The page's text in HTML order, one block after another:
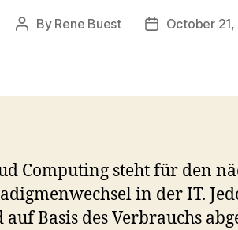
Post
By Rene Buest
PostOctober 21,
Computing steht für den
in der IT.
auf Basis des Verbrauchs